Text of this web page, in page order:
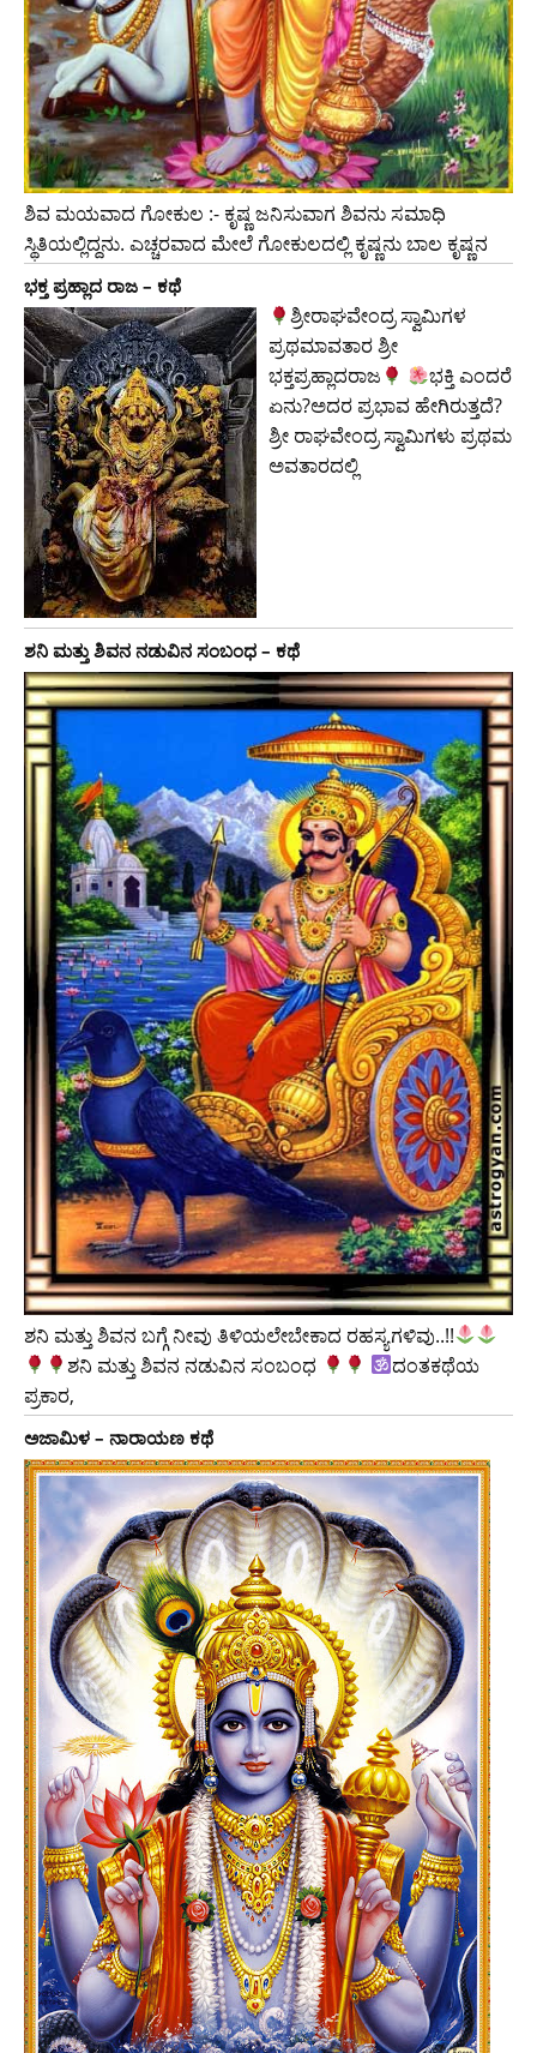
ಶಿವ ಮಯವಾದ ಗೋಕುಲ :- ಕೃಷ್ಣ ಜನಿಸುವಾಗ ಶಿವನು ಸಮಾಧಿ
ಸ್ಥಿತಿಯಲ್ಲಿದ್ದನು. ಎಚ್ಚರವಾದ ಮೇಲೆ ಗೋಕುಲದಲ್ಲಿ ಕೃಷ್ಣನು ಬಾಲ ಕೃಷ್ಣನ
ಭಕ್ತ ಪ್ರಹ್ಲಾದ ರಾಜ – ಕಥೆ
ಶ್ರೀರಾಘವೇಂದ್ರ ಸ್ವಾಮಿಗಳ
ಪ್ರಥಮಾವತಾರ ಶ್ರೀ
ಭಕ್ತಪ್ರಹ್ಲಾದರಾಜ
ಭಕ್ತಿ ಎಂದರೆ
ಏನು?ಅದರ ಪ್ರಭಾವ ಹೇಗಿರುತ್ತದೆ?
ಶ್ರೀ ರಾಘವೇಂದ್ರ ಸ್ವಾಮಿಗಳು ಪ್ರಥಮ
ಅವತಾರದಲ್ಲಿ
ಶನಿ ಮತ್ತು ಶಿವನ ನಡುವಿನ ಸಂಬಂಧ – ಕಥೆ
ಶನಿ ಮತ್ತು ಶಿವನ ಬಗ್ಗೆ ನೀವು ತಿಳಿಯಲೇಬೇಕಾದ ರಹಸ್ಯಗಳಿವು..!!
ಶನಿ ಮತ್ತು ಶಿವನ ನಡುವಿನ ಸಂಬಂಧ
ದಂತಕಥೆಯ
ಪ್ರಕಾರ,
ಅಜಾಮಿಳ – ನಾರಾಯಣ ಕಥೆ